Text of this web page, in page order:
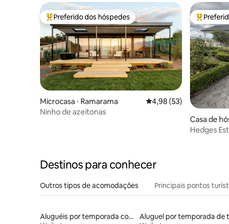
Entre os melhores preferidos dos hóspedes
Preferido dos hóspedes
Microcasa ⋅ Ramarama 4,98 de uma avaliação
4,98 (53)
Ninho de azeitonas
Entre os
Casa de
Hedges
Destinos para conhecer
Outros tipos de acomodações Principais pontos
Aluguéis por temporada com acesso à praia